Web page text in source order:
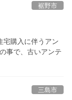
裾野市
宅購入に伴うアン
事で、古いアンテ
三島市